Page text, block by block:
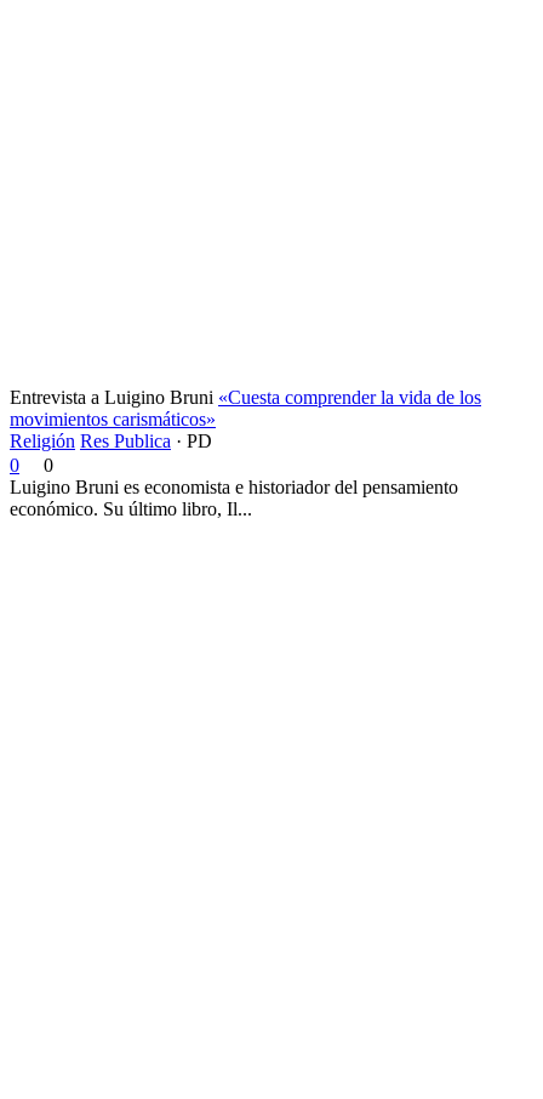
Entrevista a Luigino Bruni «Cuesta comprender la vida de los
movimientos carismáticos»
Religión Res Publica · PD
0
0
Luigino Bruni es economista e historiador del pensamiento
económico. Su último libro, Il...